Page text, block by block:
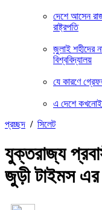
দেশে আসেন
রাষ্ট্রপতি
জুলাই শহীদের
বিশ্ববিদ্যালয়
যে কারণে
এ দেশে কখনোই
প্রচ্ছদ / সিলেট
যুক্তরাজ্য
জুড়ী টাইমস এর